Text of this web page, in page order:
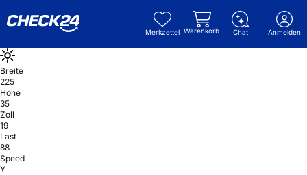
Merkzettel Warenkorb Chat Anmelden
Breite
225
Höhe
35
Zoll
19
Last
88
Speed
Y